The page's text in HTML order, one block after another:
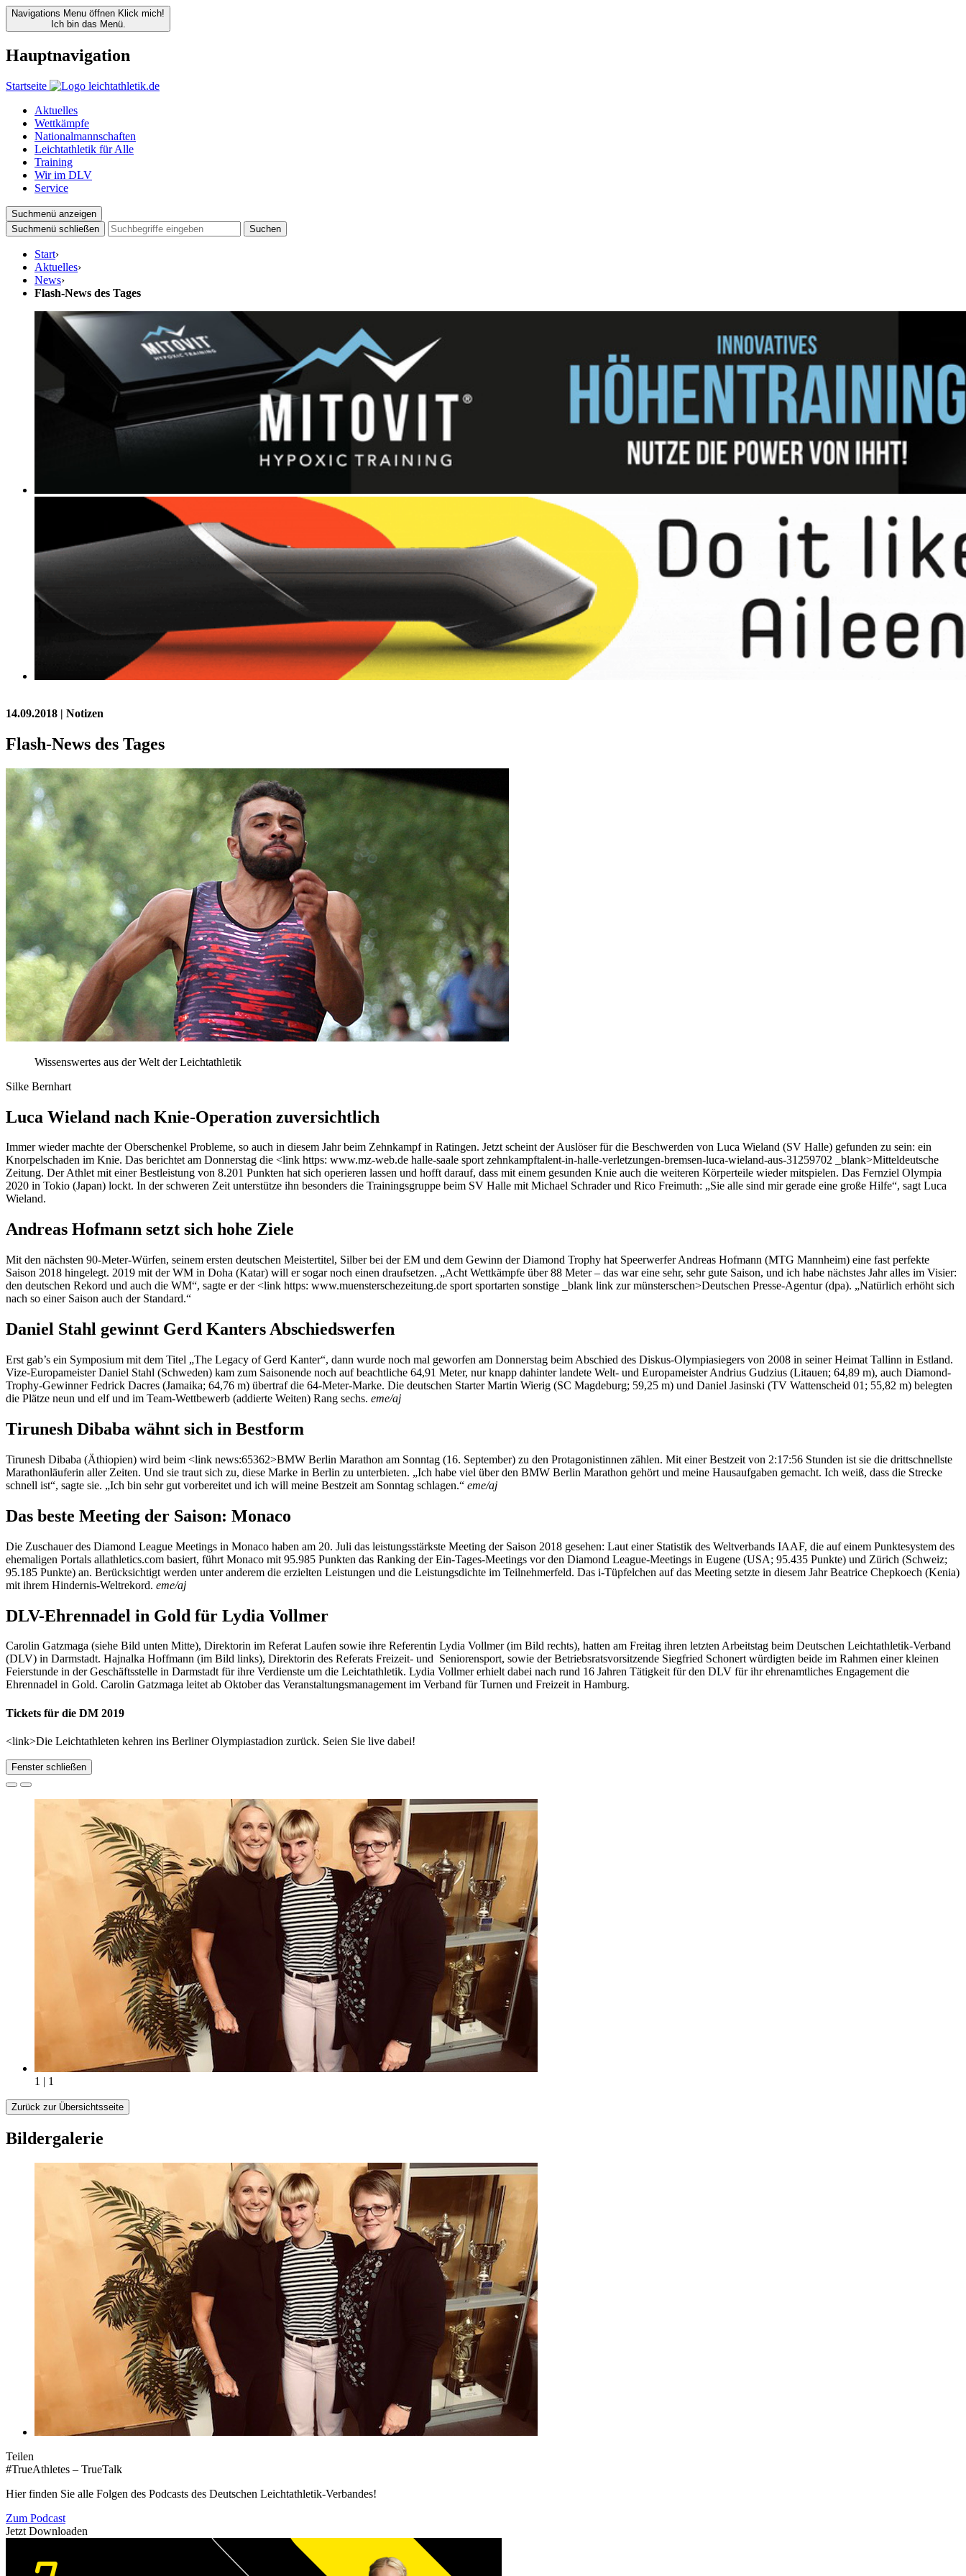
Navigations Menu öffnen Klick mich!
Ich bin das Menü.
Hauptnavigation
Startseite
Aktuelles
Wettkämpfe
Nationalmannschaften
Leichtathletik für Alle
Training
Wir im DLV
Service
Suchmenü anzeigen
Suchmenü schließen
Suchen
Start›
Aktuelles›
News›
Flash-News des Tages
14.09.2018 | Notizen
Flash-News des Tages
Wissenswertes aus der Welt der Leichtathletik
Silke Bernhart
Luca Wieland nach Knie-Operation zuversichtlich
Immer wieder machte der Oberschenkel Probleme, so auch in diesem Jahr beim Zehnkampf in Ratingen. Jetzt scheint der Auslöser für die Beschwerden von Luca Wieland (SV Halle) gefunden zu sein: ein
Knorpelschaden im Knie. Das berichtet am Donnerstag die <link https: www.mz-web.de halle-saale sport zehnkampftalent-in-halle-verletzungen-bremsen-luca-wieland-aus-31259702 _blank>Mitteldeutsche
Zeitung. Der Athlet mit einer Bestleistung von 8.201 Punkten hat sich operieren lassen und hofft darauf, dass mit einem gesunden Knie auch die weiteren Körperteile wieder mitspielen. Das Fernziel Olympia
2020 in Tokio (Japan) lockt. In der schweren Zeit unterstütze ihn besonders die Trainingsgruppe beim SV Halle mit Michael Schrader und Rico Freimuth: „Sie alle sind mir gerade eine große Hilfe“, sagt Luca
Wieland.
Andreas Hofmann setzt sich hohe Ziele
Mit den nächsten 90-Meter-Würfen, seinem ersten deutschen Meistertitel, Silber bei der EM und dem Gewinn der Diamond Trophy hat Speerwerfer Andreas Hofmann (MTG Mannheim) eine fast perfekte
Saison 2018 hingelegt. 2019 mit der WM in Doha (Katar) will er sogar noch einen draufsetzen. „Acht Wettkämpfe über 88 Meter – das war eine sehr, sehr gute Saison, und ich habe nächstes Jahr alles im Visier:
den deutschen Rekord und auch die WM“, sagte er der <link https: www.muensterschezeitung.de sport sportarten sonstige _blank link zur münsterschen>Deutschen Presse-Agentur (dpa). „Natürlich erhöht sich
nach so einer Saison auch der Standard.“
Daniel Stahl gewinnt Gerd Kanters Abschiedswerfen
Erst gab’s ein Symposium mit dem Titel „The Legacy of Gerd Kanter“, dann wurde noch mal geworfen am Donnerstag beim Abschied des Diskus-Olympiasiegers von 2008 in seiner Heimat Tallinn in Estland.
Vize-Europameister Daniel Stahl (Schweden) kam zum Saisonende noch auf beachtliche 64,91 Meter, nur knapp dahinter landete Welt- und Europameister Andrius Gudzius (Litauen; 64,89 m), auch Diamond-
Trophy-Gewinner Fedrick Dacres (Jamaika; 64,76 m) übertraf die 64-Meter-Marke. Die deutschen Starter Martin Wierig (SC Magdeburg; 59,25 m) und Daniel Jasinski (TV Wattenscheid 01; 55,82 m) belegten
die Plätze neun und elf und im Team-Wettbewerb (addierte Weiten) Rang sechs. eme/aj
Tirunesh Dibaba wähnt sich in Bestform
Tirunesh Dibaba (Äthiopien) wird beim <link news:65362>BMW Berlin Marathon am Sonntag (16. September) zu den Protagonistinnen zählen. Mit einer Bestzeit von 2:17:56 Stunden ist sie die drittschnellste
Marathonläuferin aller Zeiten. Und sie traut sich zu, diese Marke in Berlin zu unterbieten. „Ich habe viel über den BMW Berlin Marathon gehört und meine Hausaufgaben gemacht. Ich weiß, dass die Strecke
schnell ist“, sagte sie. „Ich bin sehr gut vorbereitet und ich will meine Bestzeit am Sonntag schlagen.“ eme/aj
Das beste Meeting der Saison: Monaco
Die Zuschauer des Diamond League Meetings in Monaco haben am 20. Juli das leistungsstärkste Meeting der Saison 2018 gesehen: Laut einer Statistik des Weltverbands IAAF, die auf einem Punktesystem des
ehemaligen Portals allathletics.com basiert, führt Monaco mit 95.985 Punkten das Ranking der Ein-Tages-Meetings vor den Diamond League-Meetings in Eugene (USA; 95.435 Punkte) und Zürich (Schweiz;
95.185 Punkte) an. Berücksichtigt werden unter anderem die erzielten Leistungen und die Leistungsdichte im Teilnehmerfeld. Das i-Tüpfelchen auf das Meeting setzte in diesem Jahr Beatrice Chepkoech (Kenia)
mit ihrem Hindernis-Weltrekord. eme/aj
DLV-Ehrennadel in Gold für Lydia Vollmer
Carolin Gatzmaga (siehe Bild unten Mitte), Direktorin im Referat Laufen sowie ihre Referentin Lydia Vollmer (im Bild rechts), hatten am Freitag ihren letzten Arbeitstag beim Deutschen Leichtathletik-Verband
(DLV) in Darmstadt. Hajnalka Hoffmann (im Bild links), Direktorin des Referats Freizeit- und Seniorensport, sowie der Betriebsratsvorsitzende Siegfried Schonert würdigten beide im Rahmen einer kleinen
Feierstunde in der Geschäftsstelle in Darmstadt für ihre Verdienste um die Leichtathletik. Lydia Vollmer erhielt dabei nach rund 16 Jahren Tätigkeit für den DLV für ihr ehrenamtliches Engagement die
Ehrennadel in Gold. Carolin Gatzmaga leitet ab Oktober das Veranstaltungsmanagement im Verband für Turnen und Freizeit in Hamburg.
Tickets für die DM 2019
<link>Die Leichtathleten kehren ins Berliner Olympiastadion zurück. Seien Sie live dabei!
Fenster schließen
1 | 1
Zurück zur Übersichtsseite
Bildergalerie
Teilen
#TrueAthletes – TrueTalk
Hier finden Sie alle Folgen des Podcasts des Deutschen Leichtathletik-Verbandes!
Zum Podcast
Jetzt Downloaden